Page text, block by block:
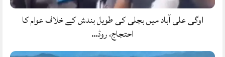
اوگی علی آباد میں بجلی کی طویل بندش کے خلاف عوام کا
احتجاج، روڈ…